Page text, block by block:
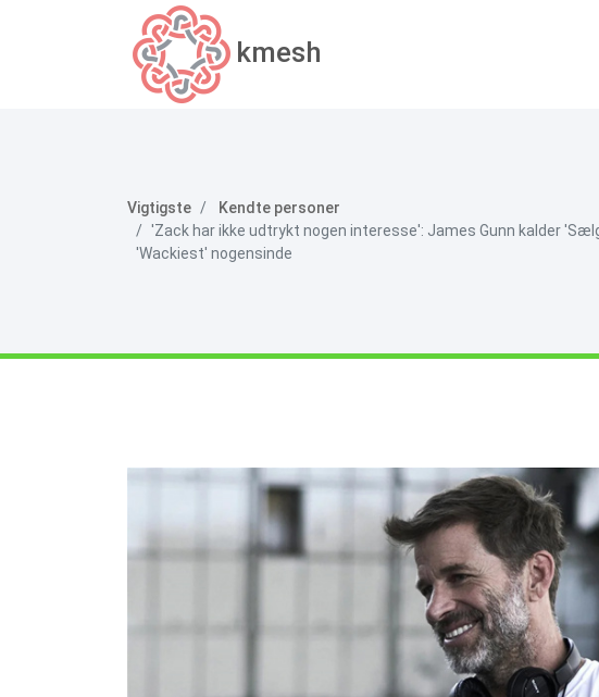
kmesh
Vigtigste
Kendte personer
'Zack har ikke udtrykt nogen interesse': James Gunn kalder
'Wackiest' nogensinde